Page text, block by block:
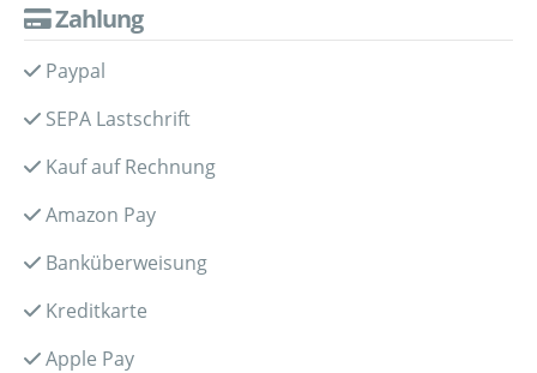
Zahlung
Paypal
SEPA Lastschrift
Kauf auf Rechnung
Amazon Pay
Banküberweisung
Kreditkarte
Apple Pay